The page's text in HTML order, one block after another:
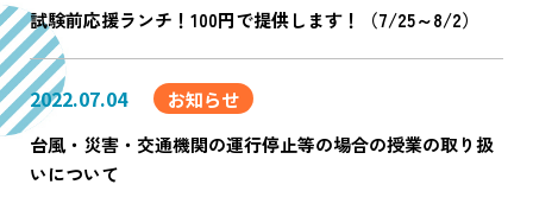
試験前応援ランチ！100円で提供します！（7/25～8/2）
2022.07.04
お知らせ
台風・災害・交通機関の運行停止等の場合の授業の取り扱
いについて